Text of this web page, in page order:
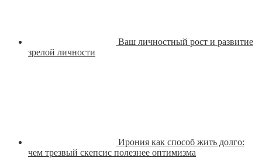
Ваш личностный рост и развитие
зрелой личности
Ирония как способ жить долго:
чем трезвый скепсис полезнее оптимизма